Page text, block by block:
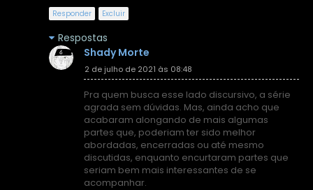
Responder Excluir
Respostas
Shady Morte
2 de julho de 2021 às 08:48
Pra quem busca esse lado discursivo, a série
agrada sem dúvidas. Mas, ainda acho que
acabaram alongando de mais algumas
partes que, poderiam ter sido melhor
abordadas, encerradas ou até mesmo
discutidas, enquanto encurtaram partes que
seriam bem mais interessantes de se
acompanhar.